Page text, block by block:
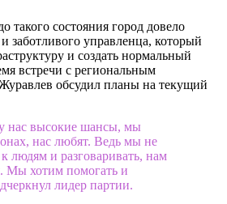
такого состояния город довело
заботливого управленца, который
и создать нормальный
встречи с региональным
обсудил планы на текущий
нас высокие шансы, мы
нас любят. Ведь мы не
людям и разговаривать, нам
Мы хотим помогать и
лидер партии.